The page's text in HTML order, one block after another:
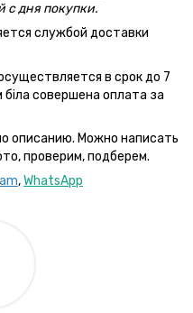
с дня покупки.
службой доставки
в срок до 7
совершена оплата за
описанию. Можно написать
проверим, подберем.
,WhatsApp